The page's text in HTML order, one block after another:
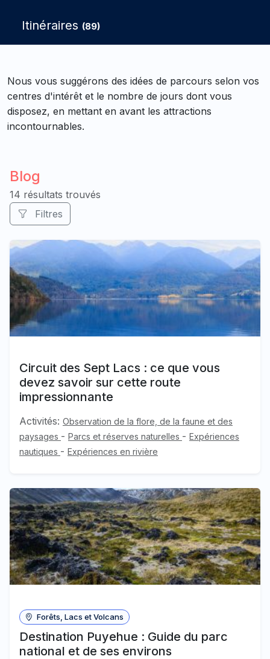
Itinéraires (89)
Nous vous suggérons des idées de parcours selon vos
centres d'intérêt et le nombre de jours dont vous
disposez, en mettant en avant les attractions
incontournables.
Blog
14 résultats trouvés
Filtres
Circuit des Sept Lacs : ce que vous
devez savoir sur cette route
impressionnante
Activités: Observation de la flore, de la faune et des
paysages - Parcs et réserves naturelles - Expériences
nautiques - Expériences en rivière
Forêts, Lacs et Volcans
Destination Puyehue : Guide du parc
national et de ses environs